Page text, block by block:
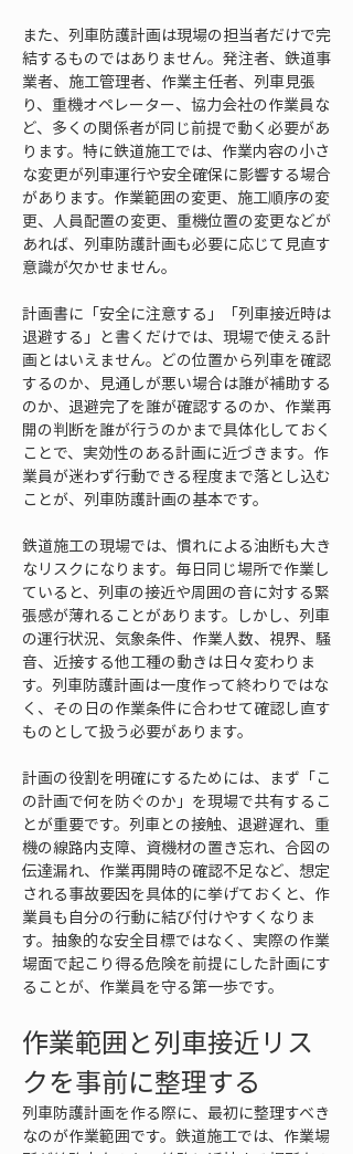
また、列車防護計画は現場の担当者だけで完
結するものではありません。発注者、鉄道事
業者、施工管理者、作業主任者、列車見張
り、重機オペレーター、協力会社の作業員な
ど、多くの関係者が同じ前提で動く必要があ
ります。特に鉄道施工では、作業内容の小さ
な変更が列車運行や安全確保に影響する場合
があります。作業範囲の変更、施工順序の変
更、人員配置の変更、重機位置の変更などが
あれば、列車防護計画も必要に応じて見直す
意識が欠かせません。
計画書に「安全に注意する」「列車接近時は
退避する」と書くだけでは、現場で使える計
画とはいえません。どの位置から列車を確認
するのか、見通しが悪い場合は誰が補助する
のか、退避完了を誰が確認するのか、作業再
開の判断を誰が行うのかまで具体化しておく
ことで、実効性のある計画に近づきます。作
業員が迷わず行動できる程度まで落とし込む
ことが、列車防護計画の基本です。
鉄道施工の現場では、慣れによる油断も大き
なリスクになります。毎日同じ場所で作業し
ていると、列車の接近や周囲の音に対する緊
張感が薄れることがあります。しかし、列車
の運行状況、気象条件、作業人数、視界、騒
音、近接する他工種の動きは日々変わりま
す。列車防護計画は一度作って終わりではな
く、その日の作業条件に合わせて確認し直す
ものとして扱う必要があります。
計画の役割を明確にするためには、まず「こ
の計画で何を防ぐのか」を現場で共有するこ
とが重要です。列車との接触、退避遅れ、重
機の線路内支障、資機材の置き忘れ、合図の
伝達漏れ、作業再開時の確認不足など、想定
される事故要因を具体的に挙げておくと、作
業員も自分の行動に結び付けやすくなりま
す。抽象的な安全目標ではなく、実際の作業
場面で起こり得る危険を前提にした計画にす
ることが、作業員を守る第一歩です。
作業範囲と列車接近リス
クを事前に整理する
列車防護計画を作る際に、最初に整理すべき
なのが作業範囲です。鉄道施工では、作業場